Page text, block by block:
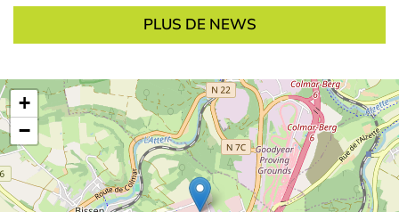
PLUS DE NEWS
+
−